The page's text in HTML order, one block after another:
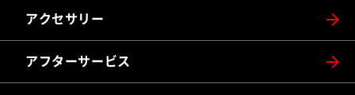
アクセサリー
アフターサービス